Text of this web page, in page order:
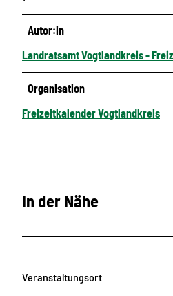
Autor:in
Landratsamt Vogtlandkreis -
Organisation
Freizeitkalender Vogtlandkreis
In der Nähe
Veranstaltungsort